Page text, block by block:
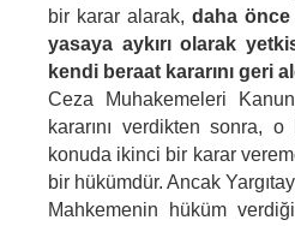
bir karar alarak,daha
yasaya aykırı olarak
kendi beraat kararını geri
Ceza Muhakemeleri
kararını verdikten sonra,
konuda ikinci bir karar
bir hükümdür. Ancak
Mahkemenin hüküm